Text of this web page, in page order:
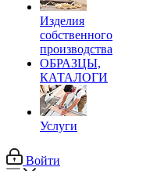
Изделия
собственного
производства
ОБРАЗЦЫ,
КАТАЛОГИ
Услуги
Войти